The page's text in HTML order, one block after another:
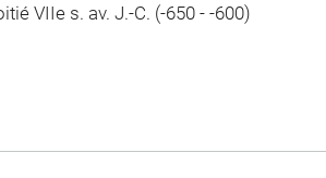
VIIe s. av. J.-C. (-650 - -600)